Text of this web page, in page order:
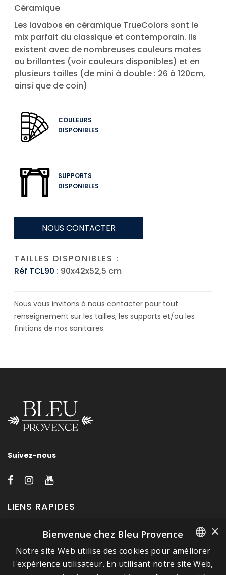
Céramique
Les lavabos en céramique TrueColors sont le
mix parfait du classique et contemporain. Ils
existent avec de nombreuses couleurs mates
ou brillantes (voir couleurs disponibles) et en
plusieurs tailles (de mini à double : 26 à 120cm,
ainsi que de coin)
COULEURS
DISPONIBLES
SUPPORTS
DISPONIBLES
NOUS CONTACTER
TAILLES DISPONIBLES :
Réf TCL90 : 90x42x52,5 cm
Nous vous invitons à nous contacter pour tout
renseignement sur les tailles, les supports et/ou les
finitions de nos sanitaires.
Suivez-nous
LIENS RAPIDES
A propos de Bleu Provence
Mentions légales
Conditions de vente
FRENCH
×
Bienvenue chez Bleu Provence
Notre site Web utilise des cookies pour améliorer
l'expérience utilisateur. En utilisant notre site Web,